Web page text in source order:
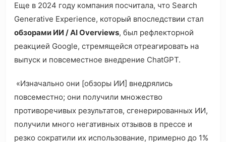
Еще в 2024 году компания посчитала, что Search
Generative Experience, который впоследствии стал
обзорами ИИ / AI Overviews, был рефлекторной
реакцией Google, стремящейся отреагировать на
выпуск и повсеместное внедрение ChatGPT.
«Изначально они [обзоры ИИ] внедрялись
повсеместно; они получили множество
противоречивых результатов, сгенерированных ИИ,
получили много негативных отзывов в прессе и
резко сократили их использование, примерно до 1%